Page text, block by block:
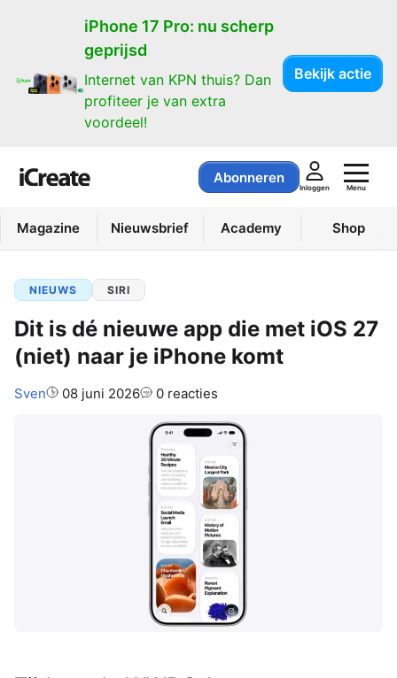
iPhone 17 Pro: nu scherp
geprijsd
Internet van KPN thuis? Dan
profiteer je van extra
voordeel!
Bekijk actie
Abonneren
Inloggen Menu
Magazine Nieuwsbrief Academy Shop
NIEUWS SIRI
Dit is dé nieuwe app die met iOS 27
(niet) naar je iPhone komt
Auteur:
Sven 08 juni 2026 0 reacties